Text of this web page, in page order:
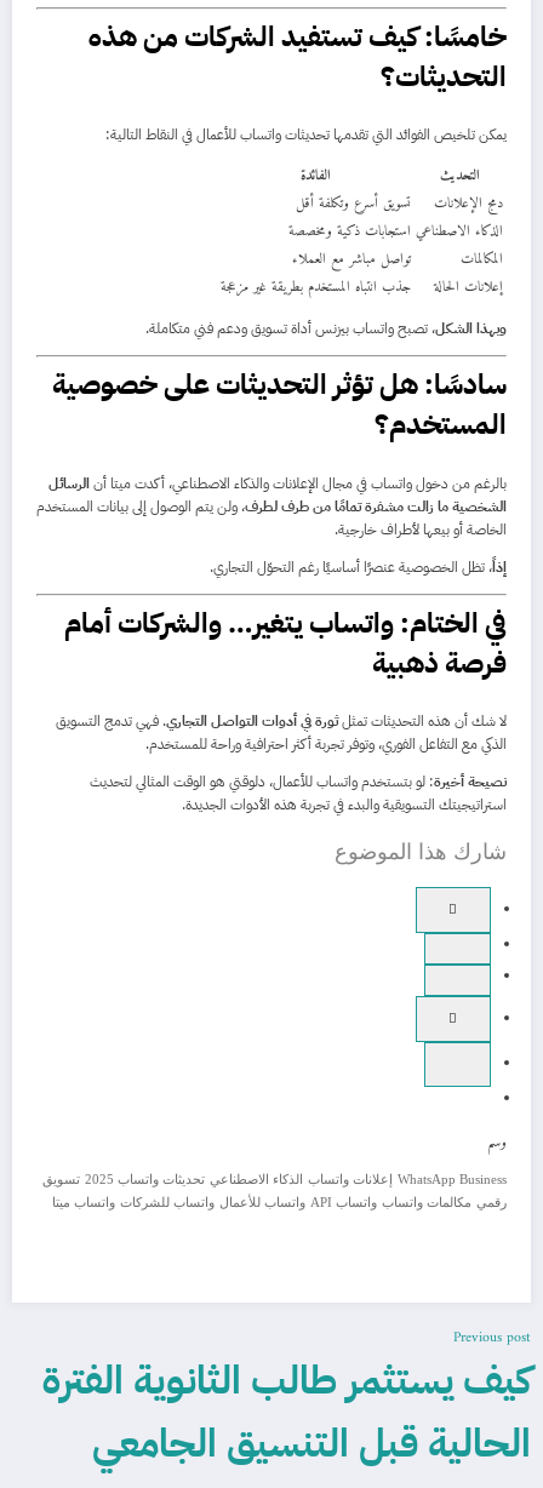
خامسًا: كيف تستفيد الشركات من هذه
التحديثات؟
يمكن تلخيص الفوائد التي تقدمها تحديثات واتساب للأعمال في النقاط التالية:
التحديث
الفائدة
دمج الإعلانات
تسويق أسرع وتكلفة أقل
الذكاء الاصطناعي استجابات ذكية ومخصصة
المكالمات
تواصل مباشر مع العملاء
إعلانات الحالة
جذب انتباه المستخدم بطريقة غير مزعجة
وبهذا الشكل، تصبح واتساب بيزنس أداة تسويق ودعم فني متكاملة.
سادسًا: هل تؤثر التحديثات على خصوصية
المستخدم؟
بالرغم من دخول واتساب في مجال الإعلانات والذكاء الاصطناعي، أكدت ميتا أنالرسائل
الشخصية ما زالت مشفرة تمامًا من طرف لطرف، ولن يتم الوصول إلى بيانات المستخدم
الخاصة أو بيعها لأطراف خارجية.
إذاً، تظل الخصوصية عنصرًا أساسيًا رغم التحوّل التجاري.
في الختام: واتساب يتغير… والشركات أمام
فرصة ذهبية
لا شك أن هذه التحديثات تمثلثورة في أدوات التواصل التجاري. فهي تدمج التسويق
الذكي مع التفاعل الفوري، وتوفر تجربة أكثر احترافية وراحة للمستخدم.
نصيحة أخيرة: لو بتستخدم واتساب للأعمال، دلوقتي هو الوقت المثالي لتحديث
استراتيجيتك التسويقية والبدء في تجربة هذه الأدوات الجديدة.
شارك هذا الموضوع
وسم
WhatsApp Business إعلانات واتساب الذكاء الاصطناعي تحديثات واتساب 2025
تسويق
رقمي مكالمات واتساب واتساب API واتساب للأعمال واتساب للشركات واتساب ميتا
Previous post
كيف يستثمر طالب الثانوية الفترة
الحالية قبل التنسيق الجامعي